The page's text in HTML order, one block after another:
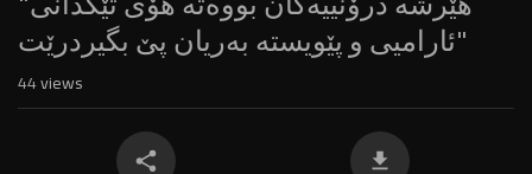
ئارامیی و پێویستە بەریان پێ بگیردرێت"
44views